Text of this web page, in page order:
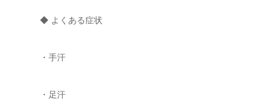
◆ よくある症状
・手汗
・足汗